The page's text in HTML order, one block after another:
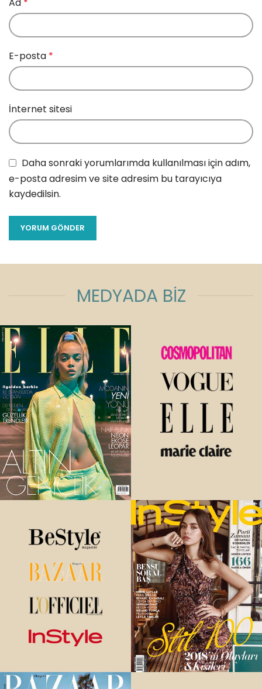
Ad *
E-posta *
İnternet sitesi
Daha sonraki yorumlarımda kullanılması için adım,
e-posta adresim ve site adresim bu tarayıcıya
kaydedilsin.
MEDYADA BİZ